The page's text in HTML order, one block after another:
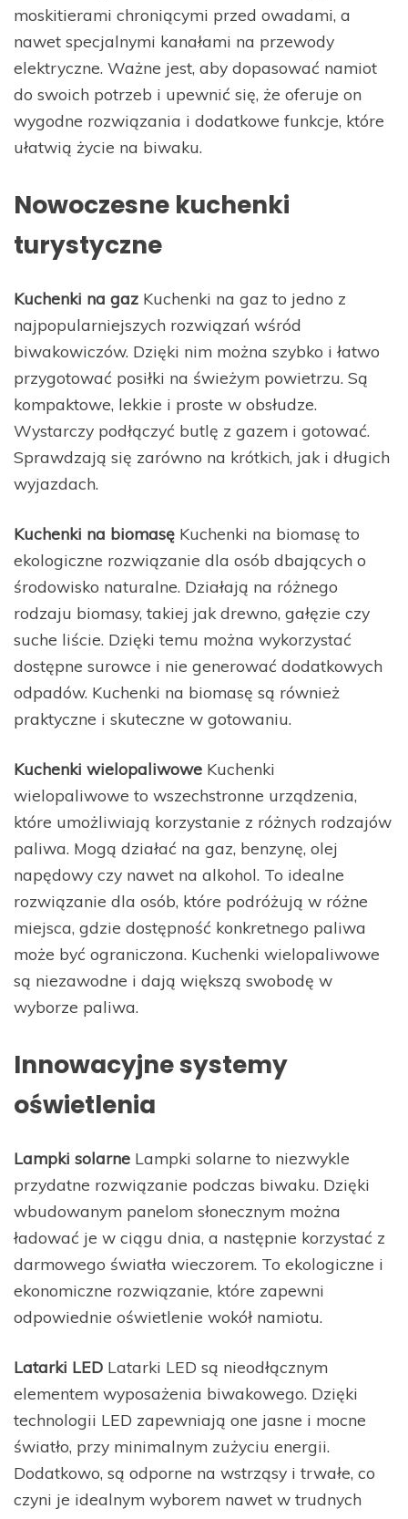
moskitierami chroniącymi przed owadami, a
nawet specjalnymi kanałami na przewody
elektryczne. Ważne jest, aby dopasować namiot
do swoich potrzeb i upewnić się, że oferuje on
wygodne rozwiązania i dodatkowe funkcje, które
ułatwią życie na biwaku.
Nowoczesne kuchenki
turystyczne
Kuchenki na gaz Kuchenki na gaz to jedno z
najpopularniejszych rozwiązań wśród
biwakowiczów. Dzięki nim można szybko i łatwo
przygotować posiłki na świeżym powietrzu. Są
kompaktowe, lekkie i proste w obsłudze.
Wystarczy podłączyć butlę z gazem i gotować.
Sprawdzają się zarówno na krótkich, jak i długich
wyjazdach.
Kuchenki na biomasę Kuchenki na biomasę to
ekologiczne rozwiązanie dla osób dbających o
środowisko naturalne. Działają na różnego
rodzaju biomasy, takiej jak drewno, gałęzie czy
suche liście. Dzięki temu można wykorzystać
dostępne surowce i nie generować dodatkowych
odpadów. Kuchenki na biomasę są również
praktyczne i skuteczne w gotowaniu.
Kuchenki wielopaliwowe Kuchenki
wielopaliwowe to wszechstronne urządzenia,
które umożliwiają korzystanie z różnych rodzajów
paliwa. Mogą działać na gaz, benzynę, olej
napędowy czy nawet na alkohol. To idealne
rozwiązanie dla osób, które podróżują w różne
miejsca, gdzie dostępność konkretnego paliwa
może być ograniczona. Kuchenki wielopaliwowe
są niezawodne i dają większą swobodę w
wyborze paliwa.
Innowacyjne systemy
oświetlenia
Lampki solarne Lampki solarne to niezwykle
przydatne rozwiązanie podczas biwaku. Dzięki
wbudowanym panelom słonecznym można
ładować je w ciągu dnia, a następnie korzystać z
darmowego światła wieczorem. To ekologiczne i
ekonomiczne rozwiązanie, które zapewni
odpowiednie oświetlenie wokół namiotu.
Latarki LED Latarki LED są nieodłącznym
elementem wyposażenia biwakowego. Dzięki
technologii LED zapewniają one jasne i mocne
światło, przy minimalnym zużyciu energii.
Dodatkowo, są odporne na wstrząsy i trwałe, co
czyni je idealnym wyborem nawet w trudnych